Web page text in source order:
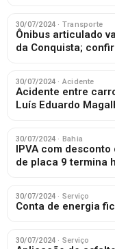
30/07/2024 · Transporte
Ônibus articulado
da Conquista;
30/07/2024 · Acidente
Acidente entre
Luís Eduardo
30/07/2024 · Bahia
IPVA com
de placa 9 termina
30/07/2024 · Serviço
Conta de energia
30/07/2024 · Serviço